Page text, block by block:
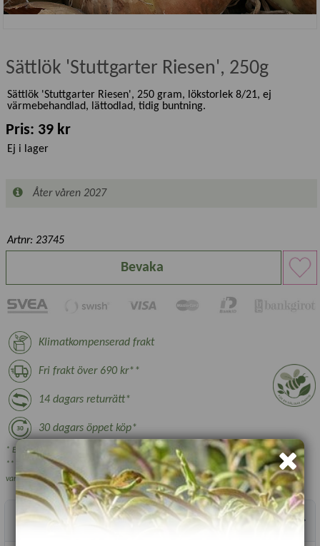
Sättlök 'Stuttgarter Riesen', 250g
Sättlök 'Stuttgarter Riesen', 250 gram, lökstorlek 8/21, ej
värmebehandlad, lättodlad, tidig buntning.
Pris: 39 kr
Ej i lager
Åter våren 2027
Artnr: 23745
Bevaka
Klimatkompenserad frakt
Fri frakt över 690 kr**
14 dagars returrätt*
30 dagars öppet köp*
* Ej växter, nyttodjur och beställningsvara, se villkor.
** Gäller ej växthus, plantskoleväxter och vissa övriga skrymmande
varor.
Produktbeskrivning